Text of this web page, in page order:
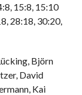
15:8, 15:10
28:18, 30:20,
Björn
David
Kai